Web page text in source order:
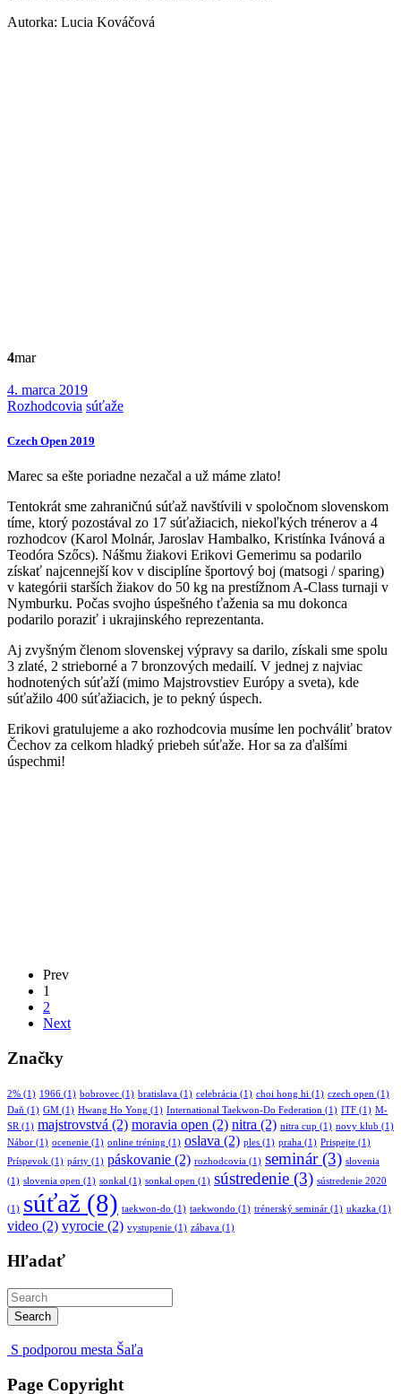
Autorka: Lucia Kováčová
4mar
4. marca 2019
Rozhodcovia súťaže
Czech Open 2019
Marec sa ešte poriadne nezačal a už máme zlato!
Tentokrát sme zahraničnú súťaž navštívili v spoločnom slovenskom
tíme, ktorý pozostával zo 17 súťažiacich, niekoľkých trénerov a 4
rozhodcov (Karol Molnár, Jaroslav Hambalko, Kristínka Ivánová a
Teodóra Szőcs). Nášmu žiakovi Erikovi Gemerimu sa podarilo
získať najcennejší kov v disciplíne športový boj (matsogi / sparing)
v kategórii starších žiakov do 50 kg na prestížnom A-Class turnaji v
Nymburku. Počas svojho úspešného ťaženia sa mu dokonca
podarilo poraziť i ukrajinského reprezentanta.
Aj zvyšným členom slovenskej výpravy sa darilo, získali sme spolu
3 zlaté, 2 strieborné a 7 bronzových medailí. V jednej z najviac
hodnotených súťaží (mimo Majstrovstiev Európy a sveta), kde
súťažilo 400 súťažiacich, je to pekný úspech.
Erikovi gratulujeme a ako rozhodcovia musíme len pochváliť bratov
Čechov za celkom hladký priebeh súťaže. Hor sa za ďalšími
úspechmi!
Prev
1
2
Next
Značky
2% (1) 1966 (1) bobrovec (1) bratislava (1) celebrácia (1) choi hong hi (1) czech open (1)
Daň (1) GM (1) Hwang Ho Yong (1) International Taekwon-Do Federation (1) ITF (1) M-
SR(1) majstrovstvá (2) moravia open (2) nitra (2) nitra cup (1) novy klub (1)
Nábor (1) ocenenie (1) online tréning (1) oslava (2) ples (1) praha (1) Prispejte (1)
Príspevok (1) párty (1) páskovanie (2) rozhodcovia (1) seminár(3) slovenia
(1) slovenia open (1) sonkal (1) sonkal open (1) sústredenie (3) sústredenie 2020
(1) súťaž (8) taekwon-do (1) taekwondo (1) trénerský seminár (1) ukazka (1)
video (2) vyrocie (2) vystupenie (1) zábava (1)
Hľadať
Search
S podporou mesta Šaľa
Page Copyright